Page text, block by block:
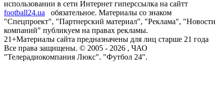
использовании в сети Интернет гиперссылка на сайтт
football24.ua
обязательное. Материалы со знаком
"Спецпроект", "Партнерский материал", "Реклама", "Новости
компаний" публикуем на правах рекламы.
21+Материалы сайта предназначены для лиц старше 21 года
Все права защищены. © 2005 - 2026 , ЧАО
"Телерадиокомпания Люкс". "Футбол 24".